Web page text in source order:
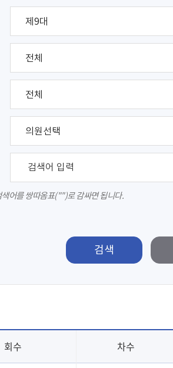
어를 쌍따옴표("")로 감싸면 됩니다.
검색
회수 차수